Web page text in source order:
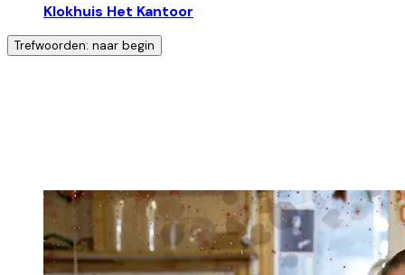
Klokhuis Het Kantoor
Trefwoorden: naar begin